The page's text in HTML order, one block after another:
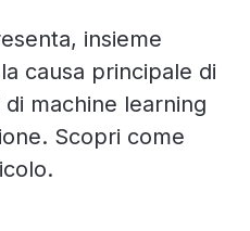
insieme
causa principale di
machine learning
Scopri come